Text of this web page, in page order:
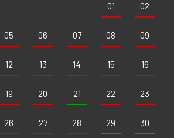
01 02
05 06 07 08 09
12 13 14 15 16
19 20 21 22 23
26 27 28 29 30